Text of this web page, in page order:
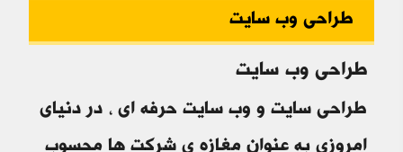
طراحی وب سایت
طراحی وب سایت
طراحی سایت و وب سایت حرفه ای ، در دنیای
امروزی به عنوان مغازه ی شرکت ها محسوب